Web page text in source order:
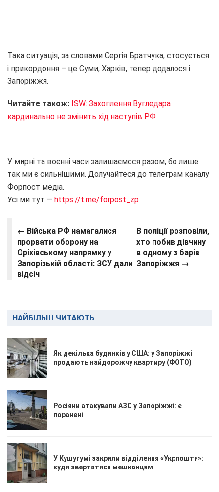
Така ситуація, за словами Сергія Братчука, стосується
і прикордоння – це Суми, Харків, тепер додалося і
Запоріжжя.
Читайте також: ISW: Захоплення Вугледара
кардинально не змінить хід наступів РФ
У мирні та воєнні часи залишаємося разом, бо лише
так ми є сильнішими. Долучайтеся до телеграм каналу
Форпост медіа.
Усі ми тут — https://t.me/forpost_zp
← Війська РФ намагалися
прорвати оборону на
Оріхівському напрямку у
Запорізькій області: ЗСУ дали
відсіч
В поліції розповіли,
хто побив дівчину
в одному з барів
Запоріжжя →
НАЙБІЛЬШ ЧИТАЮТЬ
Як декілька будинків у США: у Запоріжжі
продають найдорожчу квартиру (ФОТО)
Росіяни атакували АЗС у Запоріжжі: є
поранені
У Кушугумі закрили відділення «Укрпошти»:
куди звертатися мешканцям